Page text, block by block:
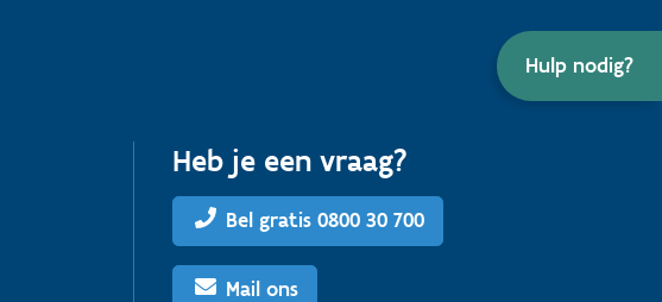
Hulp nodig?
Heb je een vraag?
Bel gratis 0800 30 700
Mail ons